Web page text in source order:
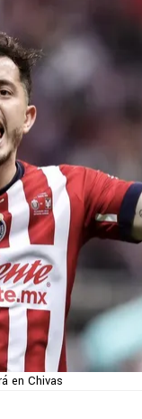
en Chivas